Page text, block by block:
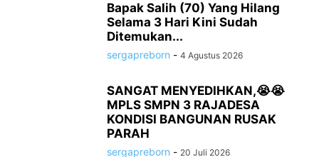
Bapak Salih (70) Yang Hilang
Selama 3 Hari Kini Sudah
Ditemukan...
sergapreborn - 4 Agustus 2026
SANGAT MENYEDIHKAN,😭😭
MPLS SMPN 3 RAJADESA
KONDISI BANGUNAN RUSAK
PARAH
sergapreborn - 20 Juli 2026